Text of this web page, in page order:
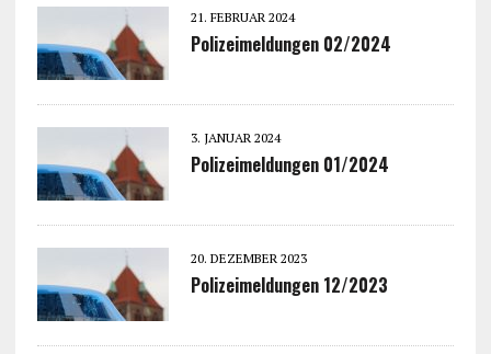
21. FEBRUAR 2024
Polizeimeldungen 02/2024
3. JANUAR 2024
Polizeimeldungen 01/2024
20. DEZEMBER 2023
Polizeimeldungen 12/2023